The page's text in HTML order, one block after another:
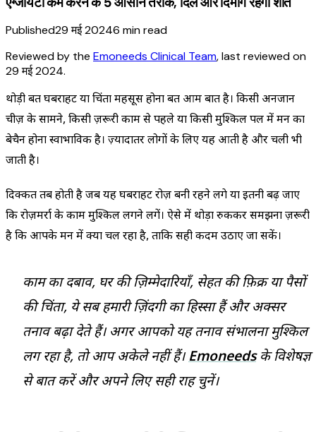
Published29 मई 20246 min read
Reviewed by the Emoneeds Clinical Team, last reviewed on
29 मई 2024.
थोड़ी बहुत घबराहट या चिंता महसूस होना बहुत आम बात है। किसी अनजान
चीज़ के सामने, किसी ज़रूरी काम से पहले या किसी मुश्किल पल में मन का
बेचैन होना स्वाभाविक है। ज़्यादातर लोगों के लिए यह आती है और चली भी
जाती है।
दिक्कत तब होती है जब यह घबराहट रोज़ बनी रहने लगे या इतनी बढ़ जाए
कि रोज़मर्रा के काम मुश्किल लगने लगें। ऐसे में थोड़ा रुककर समझना ज़रूरी
है कि आपके मन में क्या चल रहा है, ताकि सही कदम उठाए जा सकें।
काम का दबाव, घर की ज़िम्मेदारियाँ, सेहत की फ़िक्र या पैसों
की चिंता, ये सब हमारी ज़िंदगी का हिस्सा हैं और अक्सर
तनाव बढ़ा देते हैं। अगर आपको यह तनाव संभालना मुश्किल
लग रहा है, तो आप अकेले नहीं हैं।Emoneedsके विशेषज्ञ
से बात करें और अपने लिए सही राह चुनें।